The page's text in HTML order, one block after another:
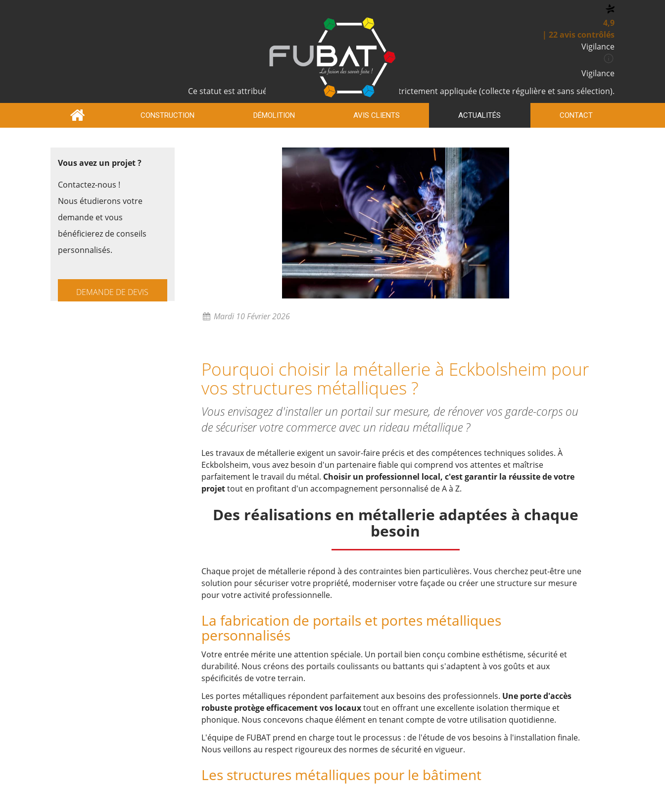
4,9
| 22 avis contrôlés
Vigilance
Vigilance
Ce statut est attribué lorsque notre méthode n'est pas strictement appliquée (collecte régulière et sans sélection).
CONSTRUCTION DÉMOLITION AVIS CLIENTS ACTUALITÉS CONTACT
Vous avez un projet ?
Contactez-nous !
Nous étudierons votre
demande et vous
bénéficierez de conseils
personnalisés.
DEMANDE DE DEVIS
Mardi 10 Février 2026
Pourquoi choisir la métallerie à Eckbolsheim pour
vos structures métalliques ?
Vous envisagez d'installer un portail sur mesure, de rénover vos garde-corps ou
de sécuriser votre commerce avec un rideau métallique ?
Les travaux de métallerie exigent un savoir-faire précis et des compétences techniques solides. À
Eckbolsheim, vous avez besoin d'un partenaire fiable qui comprend vos attentes et maîtrise
parfaitement le travail du métal. Choisir un professionnel local, c'est garantir la réussite de votre
projettout en profitant d'un accompagnement personnalisé de A à Z.
Des réalisations en métallerie adaptées à chaque
besoin
Chaque projet de métallerie répond à des contraintes bien particulières. Vous cherchez peut-être une
solution pour sécuriser votre propriété, moderniser votre façade ou créer une structure sur mesure
pour votre activité professionnelle.
La fabrication de portails et portes métalliques
personnalisés
Votre entrée mérite une attention spéciale. Un portail bien conçu combine esthétisme, sécurité et
durabilité. Nous créons des portails coulissants ou battants qui s'adaptent à vos goûts et aux
spécificités de votre terrain.
Les portes métalliques répondent parfaitement aux besoins des professionnels. Une porte d'accès
robuste protège efficacement vos locauxtout en offrant une excellente isolation thermique et
phonique. Nous concevons chaque élément en tenant compte de votre utilisation quotidienne.
L'équipe de FUBAT prend en charge tout le processus : de l'étude de vos besoins à l'installation finale.
Nous veillons au respect rigoureux des normes de sécurité en vigueur.
Les structures métalliques pour le bâtiment